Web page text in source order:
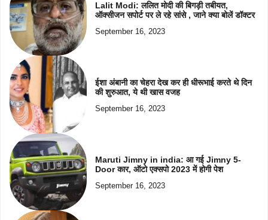
Lalit Modi: ललित मोदी की बिगड़ी तबीयत,
ऑक्सीजन सपोर्ट पर ले रहे सांसे , जाने क्या बोलें डॉक्टर
September 16, 2023
ईशा अंबानी का चेहरा देख कर ही धीरूभाई करते थे दिन
की शुरुआत, ये थी खास वजह
September 16, 2023
Maruti Jimny in india: आ गई Jimny 5-
Door कार, ऑटो एक्सपो 2023 में होगी पेश
September 16, 2023